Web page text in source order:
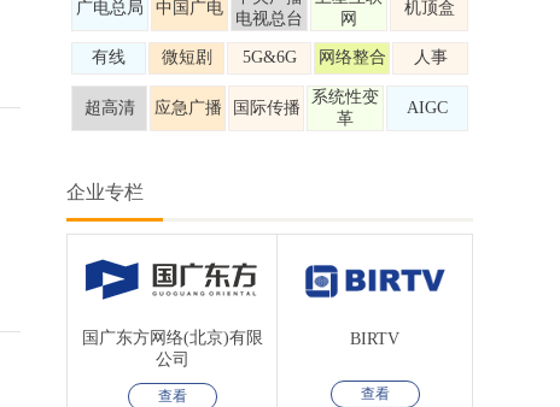
广电总局 中国广电
电视总台
网
机顶盒
有线 微短剧 5G&6G 网络整合 人事
超高清 应急广播 国际传播
系统性变
革
AIGC
企业专栏
国广东方网络(北京)有限
公司
查看
BIRTV
查看